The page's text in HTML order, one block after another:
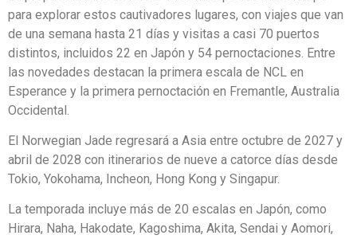
para explorar estos cautivadores lugares, con viajes que van
de una semana hasta 21 días y visitas a casi 70 puertos
distintos, incluidos 22 en Japón y 54 pernoctaciones. Entre
las novedades destacan la primera escala de NCL en
Esperance y la primera pernoctación en Fremantle, Australia
Occidental.
El Norwegian Jade regresará a Asia entre octubre de 2027 y
abril de 2028 con itinerarios de nueve a catorce días desde
Tokio, Yokohama, Incheon, Hong Kong y Singapur.
La temporada incluye más de 20 escalas en Japón, como
Hirara, Naha, Hakodate, Kagoshima, Akita, Sendai y Aomori,